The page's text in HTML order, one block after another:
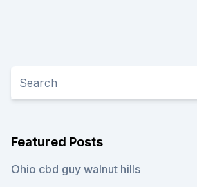
Featured Posts
Ohio cbd guy walnut hills